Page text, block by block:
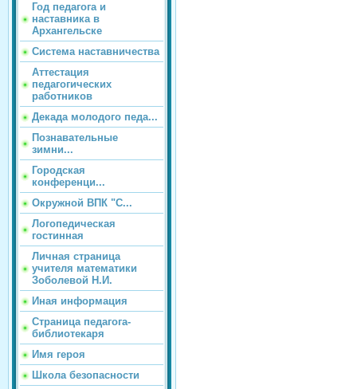
Год педагога и
наставника в
Архангельске
Система наставничества
Аттестация
педагогических
работников
Декада молодого педа...
Познавательные
зимни...
Городская
конференци...
Окружной ВПК "С...
Логопедическая
гостинная
Личная страница
учителя математики
Зоболевой Н.И.
Иная информация
Страница педагога-
библиотекаря
Имя героя
Школа безопасности